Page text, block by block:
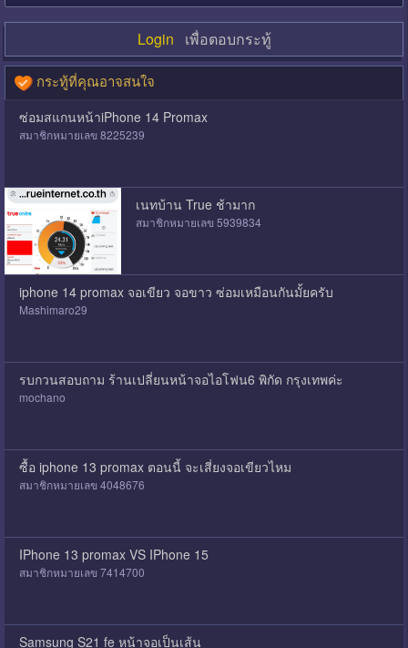
Login เพื่อตอบกระทู้
กระทู้ที่คุณอาจสนใจ
ซ่อมสแกนหน้าiPhone 14 Promax
สมาชิกหมายเลข 8225239
เนทบ้าน True ช้ามาก
สมาชิกหมายเลข 5939834
iphone 14 promax จอเขียว จอขาว ซ่อมเหมือนกันมั้ยครับ
Mashimaro29
รบกวนสอบถาม ร้านเปลี่ยนหน้าจอไอโฟน6 พิกัด กรุงเทพค่ะ
mochano
ซื้อ iphone 13 promax ตอนนี้ จะเสี่ยงจอเขียวไหม
สมาชิกหมายเลข 4048676
IPhone 13 promax VS IPhone 15
สมาชิกหมายเลข 7414700
Samsung S21 fe หน้าจอเป็นเส้น